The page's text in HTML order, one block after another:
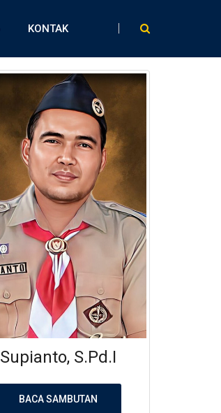
KONTAK
Supianto, S.Pd.I
BACA SAMBUTAN